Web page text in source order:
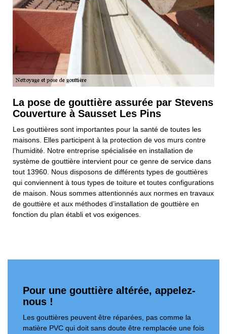
La pose de gouttière assurée par Stevens
Couverture à Sausset Les Pins
Les gouttières sont importantes pour la santé de toutes les
maisons. Elles participent à la protection de vos murs contre
l’humidité. Notre entreprise spécialisée en installation de
système de gouttière intervient pour ce genre de service dans
tout 13960. Nous disposons de différents types de gouttières
qui conviennent à tous types de toiture et toutes configurations
de maison. Nous sommes attentionnés aux normes en travaux
de gouttière et aux méthodes d’installation de gouttière en
fonction du plan établi et vos exigences.
Pour une gouttière altérée, appelez-
nous !
Les gouttières peuvent être réparées, pas comme la
matière PVC qui doit sans doute être remplacée une fois